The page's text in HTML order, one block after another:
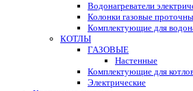
Водонагреватели
Колонки газовые
Комплектующие для
КОТЛЫ
ГАЗОВЫЕ
Настенные
Комплектующие для
Электрические